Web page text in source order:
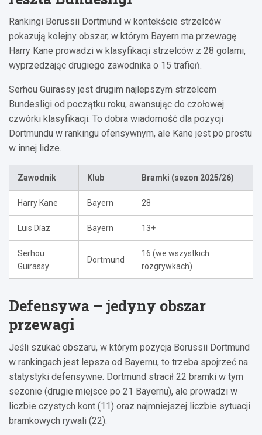
Rankingi Borussii Dortmund w kontekście strzelców
pokazują kolejny obszar, w którym Bayern ma przewagę.
Harry Kane prowadzi w klasyfikacji strzelców z 28 golami,
wyprzedzając drugiego zawodnika o 15 trafień.
Serhou Guirassy jest drugim najlepszym strzelcem
Bundesligi od początku roku, awansując do czołowej
czwórki klasyfikacji. To dobra wiadomość dla pozycji
Dortmundu w rankingu ofensywnym, ale Kane jest po prostu
w innej lidze.
Zawodnik Klub Bramki (sezon 2025/26)
Harry Kane Bayern 28
Luis Díaz Bayern 13+
Serhou
Guirassy
Dortmund
16 (we wszystkich
rozgrywkach)
Defensywa – jedyny obszar
przewagi
Jeśli szukać obszaru, w którym pozycja Borussii Dortmund
w rankingach jest lepsza od Bayernu, to trzeba spojrzeć na
statystyki defensywne. Dortmund stracił 22 bramki w tym
sezonie (drugie miejsce po 21 Bayernu), ale prowadzi w
liczbie czystych kont (11) oraz najmniejszej liczbie sytuacji
bramkowych rywali (22).